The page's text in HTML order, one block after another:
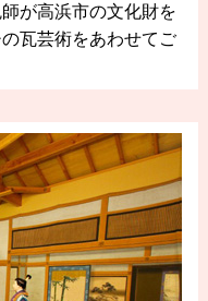
が高浜市の文化財を
瓦芸術をあわせてご